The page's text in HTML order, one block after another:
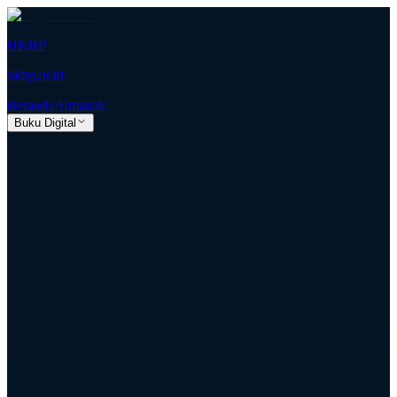
HKBP
hkbp.or.id
BerandaAlmanak
Buku Digital